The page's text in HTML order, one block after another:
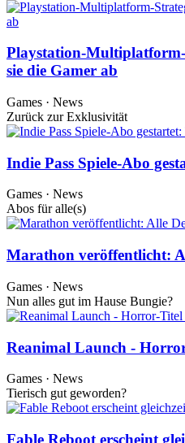
Playstation-Multiplatform-
sie die Gamer ab
Games · News
Zurück zur Exklusivität
Indie Pass Spiele-Abo
Games · News
Abos für alle(s)
Marathon veröffentlicht:
Games · News
Nun alles gut im Hause Bungie?
Reanimal Launch -
Games · News
Tierisch gut geworden?
Fable Reboot erscheint